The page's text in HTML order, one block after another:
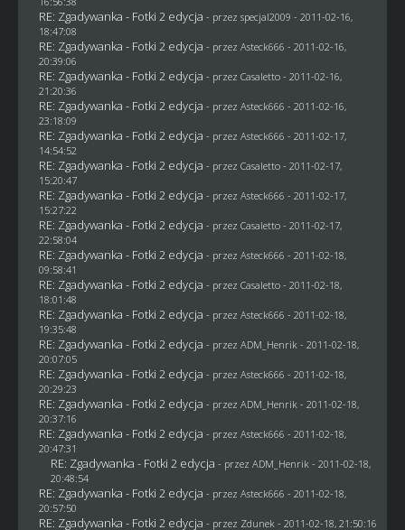
RE: Zgadywanka - Fotki 2 edycja - przez specjal2009 - 2011-02-16,
18:47:08
RE: Zgadywanka - Fotki 2 edycja - przez Asteck666 - 2011-02-16,
20:39:06
RE: Zgadywanka - Fotki 2 edycja - przez Casaletto- 2011-02-16,
21:20:36
RE: Zgadywanka - Fotki 2 edycja - przez Asteck666 - 2011-02-16,
23:18:09
RE: Zgadywanka - Fotki 2 edycja - przez Asteck666 - 2011-02-17,
14:54:52
RE: Zgadywanka - Fotki 2 edycja - przez Casaletto- 2011-02-17,
15:20:47
RE: Zgadywanka - Fotki 2 edycja - przez Asteck666 - 2011-02-17,
15:27:22
RE: Zgadywanka - Fotki 2 edycja - przez Casaletto- 2011-02-17,
22:58:04
RE: Zgadywanka - Fotki 2 edycja - przez Asteck666 - 2011-02-18,
09:58:41
RE: Zgadywanka - Fotki 2 edycja - przez Casaletto- 2011-02-18,
18:01:48
RE: Zgadywanka - Fotki 2 edycja - przez Asteck666 - 2011-02-18,
19:35:48
RE: Zgadywanka - Fotki 2 edycja - przez ADM_Henrik - 2011-02-18,
20:07:05
RE: Zgadywanka - Fotki 2 edycja - przez Asteck666 - 2011-02-18,
20:29:23
RE: Zgadywanka - Fotki 2 edycja - przez ADM_Henrik - 2011-02-18,
20:37:16
RE: Zgadywanka - Fotki 2 edycja - przez Asteck666 - 2011-02-18,
20:47:31
RE: Zgadywanka - Fotki 2 edycja - przez ADM_Henrik - 2011-02-18,
20:48:54
RE: Zgadywanka - Fotki 2 edycja - przez Asteck666 - 2011-02-18,
20:57:50
RE: Zgadywanka - Fotki 2 edycja - przez Zdunek - 2011-02-18, 21:50:16